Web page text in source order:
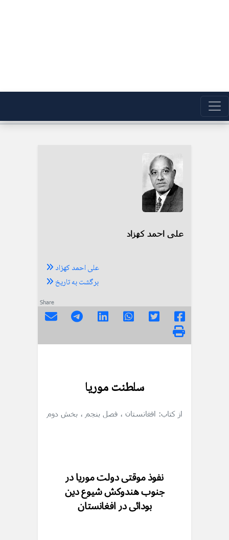
علی احمد کهزاد
علی احمد کهزاد
برگشت به تاریخ
Share
سلطنت موریا
از کتاب: افغانستان ، فصل بنجم ، بخش دوم
نفوذ موقتی دولت موریا در
جنوب هندوکش شیوع دین
بودائی در افغانستان